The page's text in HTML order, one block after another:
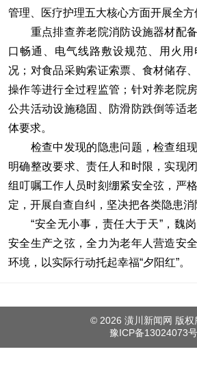
管理、医疗护理五大核心方面开展全方
重点排查养老院消防设施器材配备
口畅通、电气线路敷设规范、用火
况；对食品采购索证索票、食材储存
操作等进行全过程监管；针对养老院
公共活动设施稳固、防滑防跌倒等适
体要求。
检查中发现的隐患问题，检查组现
明确整改要求、责任人和时限，实现
组叮嘱工作人员时刻绷紧安全弦，严
定，开展自查自纠，坚决把各类隐患消
“安全无小事，责任大于天”，魏岗
安全生产之弦，全力为老年人营造安
环境，以实际行动托起幸福“夕阳红”。
© 2026 潢川新闻网 版权
豫ICP备13024073号